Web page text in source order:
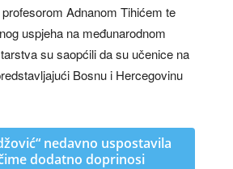
Adnanom Tihićem te
uspjeha na međunarodnom
su saopćili da su učenice na
Bosnu i Hercegovinu
nedavno uspostavila
dodatno doprinosi